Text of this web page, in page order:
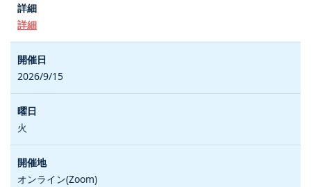
詳細
2026/9/15
火
オンライン(Zoom)